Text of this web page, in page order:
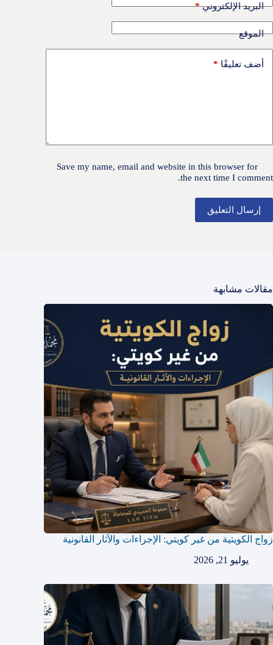
البريد الإلكتروني*
الموقع
أضف تعليقًا *
Save my name, email and website in this browser for
the next time I comment.
إرسال التعليق
مقالات مشابهة
زواج الكويتية من غير كويتي: الإجراءات والآثار القانونية
يوليو 21, 2026